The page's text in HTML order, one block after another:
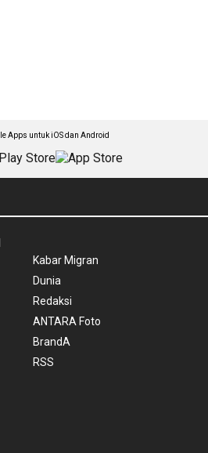
Apps untuk iOS dan Android
Kabar Migran
Dunia
Redaksi
ANTARA Foto
BrandA
RSS